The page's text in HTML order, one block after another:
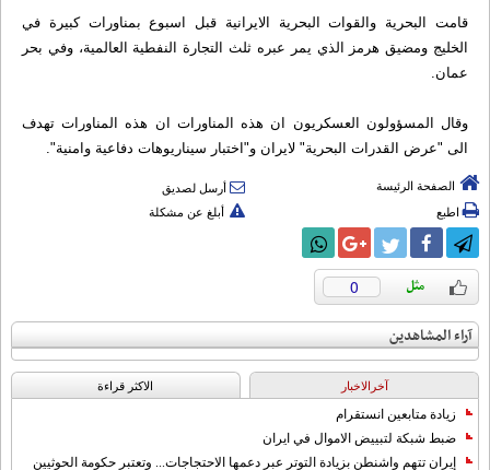
قامت البحرية والقوات البحرية الايرانية قبل اسبوع بمناورات كبيرة في
الخليج ومضيق هرمز الذي يمر عبره ثلث التجارة النفطية العالمية، وفي بحر
عمان.
وقال المسؤولون العسكريون ان هذه المناورات ان هذه المناورات تهدف
الى "عرض القدرات البحرية" لايران و"اختبار سيناريوهات دفاعية وامنية".
الصفحة الرئيسة
أرسل لصديق
اطبع
أبلغ عن مشكلة
0
آراء المشاهدين
آخرالاخبار الاکثر قراءة
زيادة متابعين انستقرام
ضبط شبكة لتبييض الاموال في ايران
إيران تتهم واشنطن بزيادة التوتر عبر دعمها الاحتجاجات... وتعتبر حكومة الحوثيين